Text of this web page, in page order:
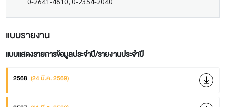
แบบรายงาน
แบบแสดงรายการข้อมูลประจำปี/รายงานประจำปี
2568 (24 มี.ค. 2569)